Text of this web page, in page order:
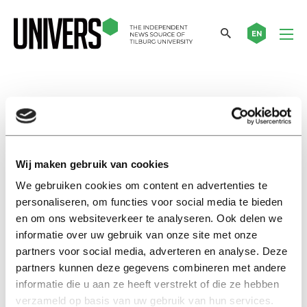
Wij maken gebruik van cookies
We gebruiken cookies om content en advertenties te
personaliseren, om functies voor social media te bieden
en om ons websiteverkeer te analyseren. Ook delen we
informatie over uw gebruik van onze site met onze
partners voor social media, adverteren en analyse. Deze
partners kunnen deze gegevens combineren met andere
informatie die u aan ze heeft verstrekt of die ze hebben
verzameld op basis van uw gebruik van hun services.
EN
‘Actie van Trump was pure
09 januari 2020
Nieuws
Alumnus Lars König vanuit
Irak: de wereld is veiliger dan
we denken
14 november 2016